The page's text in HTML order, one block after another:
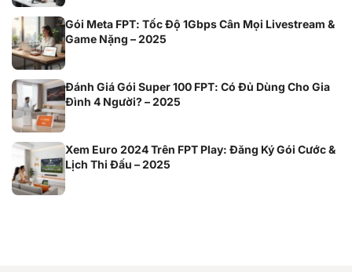
Gói Meta FPT: Tốc Độ 1Gbps Cân Mọi Livestream &
Game Nặng – 2025
Đánh Giá Gói Super 100 FPT: Có Đủ Dùng Cho Gia
Đình 4 Người? – 2025
Xem Euro 2024 Trên FPT Play: Đăng Ký Gói Cước &
Lịch Thi Đấu – 2025